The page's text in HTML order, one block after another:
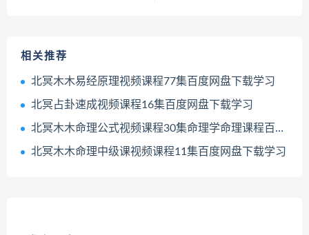
相关推荐
北冥木木易经原理视频课程77集百度网盘下载学习
北冥占卦速成视频课程16集百度网盘下载学习
北冥木木命理公式视频课程30集命理学命理课程百度网盘下载学习
北冥木木命理中级课视频课程11集百度网盘下载学习